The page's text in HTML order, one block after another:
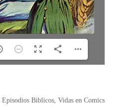
Episodios Biblicos, Vidas en Comics